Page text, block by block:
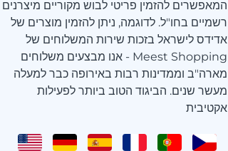
המאפשרים להזמין פריטי לבוש מקוריים מיצרנים
רשמיים בחו"ל. לדוגמה, ניתן להזמין מוצרים של
אדידס לישראל בזכות שירות המשלוחים של
Meest Shopping - אנו מבצעים משלוחים
מארה"ב וממדינות רבות באירופה כבר למעלה
מעשר שנים. הביגוד הטוב ביותר לפעילות
אקטיבית